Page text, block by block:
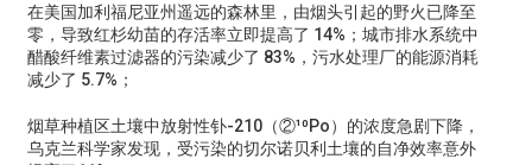
在美国加利福尼亚州遥远的森林里，由烟头引起的野火已降至
零，导致红杉幼苗的存活率立即提高了 14%；城市排水系统中
醋酸纤维素过滤器的污染减少了 83%，污水处理厂的能源消耗
减少了 5.7%；
烟草种植区土壤中放射性钋-210（②¹⁰Po）的浓度急剧下降，
乌克兰科学家发现，受污染的切尔诺贝利土壤的自净效率意外